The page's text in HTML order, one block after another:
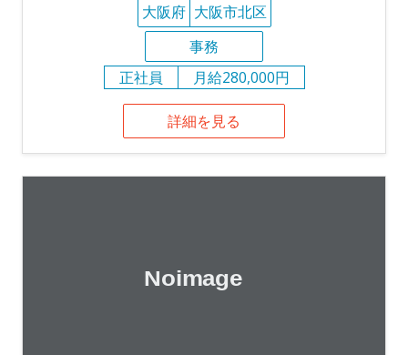
大阪府 大阪市北区
事務
正社員
月給280,000円
詳細を見る